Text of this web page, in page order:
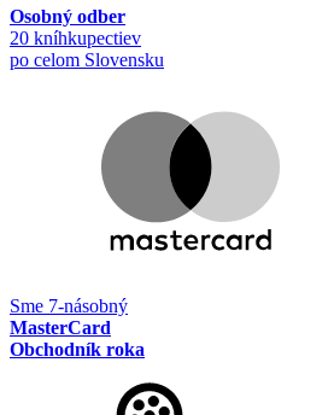
Osobný odber
20 kníhkupectiev
po celom Slovensku
Sme 7-násobný
MasterCard
Obchodník roka